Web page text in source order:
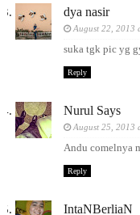
dya nasir
August 22, 2013
suka tgk pic yg
Reply
Nurul Says
August 25, 2013
Andu comelnya
Reply
IntaNBerliaN